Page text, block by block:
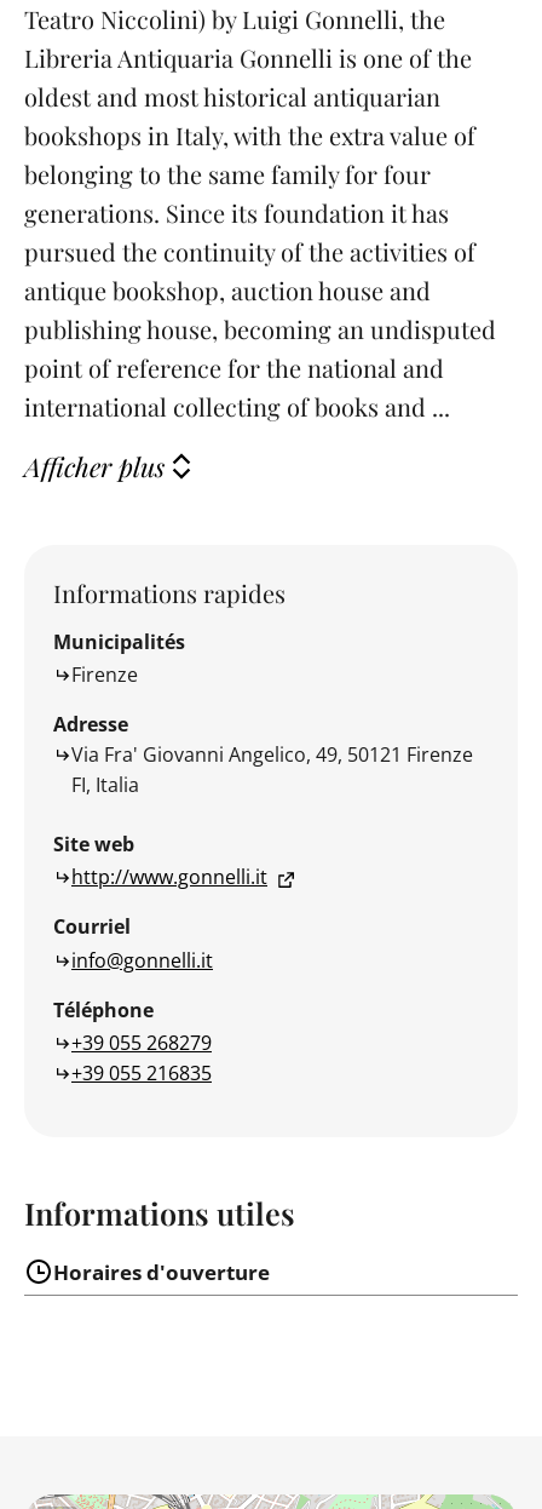
Teatro Niccolini) by Luigi Gonnelli, the
Libreria Antiquaria Gonnelli is one of the
oldest and most historical antiquarian
bookshops in Italy, with the extra value of
belonging to the same family for four
generations. Since its foundation it has
pursued the continuity of the activities of
antique bookshop, auction house and
publishing house, becoming an undisputed
point of reference for the national and
international collecting of books and ...
Afficher plus
Informations rapides
Municipalités
Firenze
Adresse
Via Fra' Giovanni Angelico, 49, 50121 Firenze
FI, Italia
Site web
http://www.gonnelli.it
Courriel
info@gonnelli.it
Téléphone
+39 055 268279
+39 055 216835
Informations utiles
Horaires d'ouverture